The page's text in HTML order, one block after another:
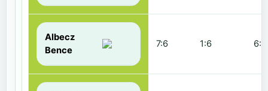
Albecz
Bence
7:6 1:6 6:3